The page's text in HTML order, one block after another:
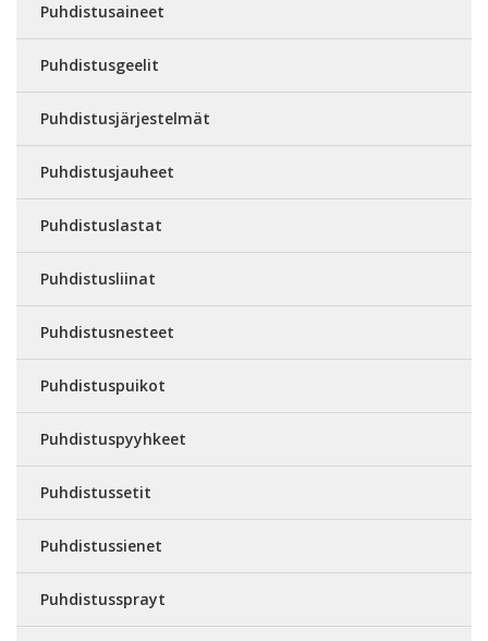
Puhdistusaineet
Puhdistusgeelit
Puhdistusjärjestelmät
Puhdistusjauheet
Puhdistuslastat
Puhdistusliinat
Puhdistusnesteet
Puhdistuspuikot
Puhdistuspyyhkeet
Puhdistussetit
Puhdistussienet
Puhdistussprayt